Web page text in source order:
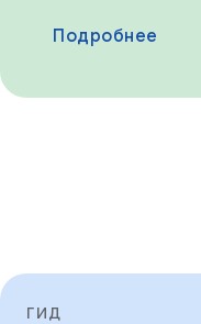
Подробнее
ГИД